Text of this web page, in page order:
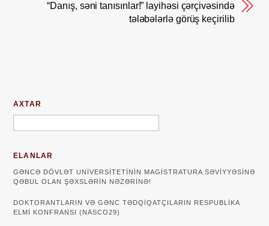
“Danış, səni tanısınlar!” layihəsi çərçivəsində
tələbələrlə görüş keçirilib
AXTAR
ELANLAR
GƏNCƏ DÖVLƏT UNIVERSITETININ MAGISTRATURA SƏVIYYƏSINƏ
QƏBUL OLAN ŞƏXSLƏRIN NƏZƏRINƏ!
DOKTORANTLARIN VƏ GƏNC TƏDQİQATÇILARIN RESPUBLİKA
ELMİ KONFRANSI (NASCO29)